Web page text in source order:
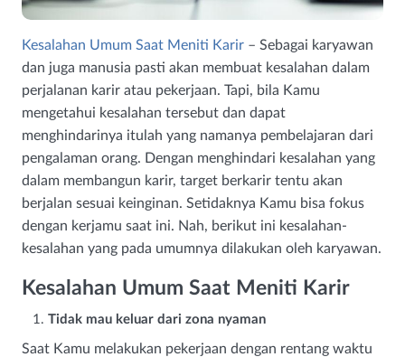
Kesalahan Umum Saat Meniti Karir – Sebagai karyawan
dan juga manusia pasti akan membuat kesalahan dalam
perjalanan karir atau pekerjaan. Tapi, bila Kamu
mengetahui kesalahan tersebut dan dapat
menghindarinya itulah yang namanya pembelajaran dari
pengalaman orang. Dengan menghindari kesalahan yang
dalam membangun karir, target berkarir tentu akan
berjalan sesuai keinginan. Setidaknya Kamu bisa fokus
dengan kerjamu saat ini. Nah, berikut ini kesalahan-
kesalahan yang pada umumnya dilakukan oleh karyawan.
Kesalahan Umum Saat Meniti Karir
Tidak mau keluar dari zona nyaman
Saat Kamu melakukan pekerjaan dengan rentang waktu